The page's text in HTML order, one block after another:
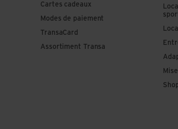
Cartes cadeaux
Modes de paiement
TransaCard
Assortiment Transa